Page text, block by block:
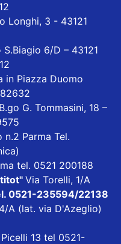
Longhi, 3 - 43121
S.Biagio 6/D – 43121
in Piazza Duomo
B.go G. Tommasini, 18 –
n.2 Parma Tel.
tel. 0521 200188
Via Torelli, 1/A
0521-235594/22138
A (lat. via D'Azeglio)
Picelli 13 tel 0521-